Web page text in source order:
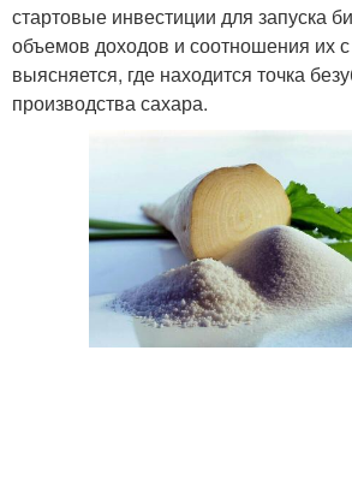
стартовые инвестиции для запуска
объемов доходов и соотношения их
выясняется, где находится точка
производства сахара.